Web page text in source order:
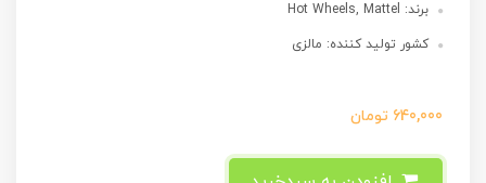
برند: Hot Wheels, Mattel
کشور تولید کننده: مالزی
640,000 تومان